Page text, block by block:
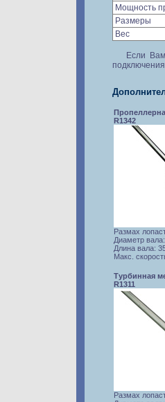
Мощность
Размеры
Вес
Если
R1342
Размах
Диаметр
Длина вала:
Макс.
Турбинная
R1311
Размах